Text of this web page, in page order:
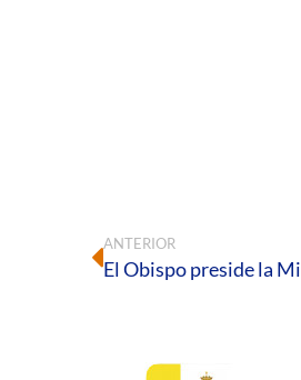
ANTERIOR
El Obispo preside la